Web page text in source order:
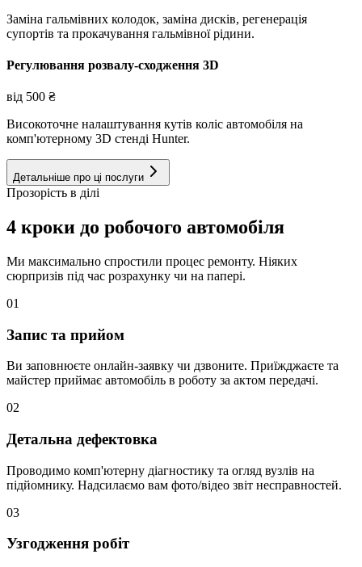
Заміна гальмівних колодок, заміна дисків, регенерація
супортів та прокачування гальмівної рідини.
Регулювання розвалу-сходження 3D
від 500 ₴
Високоточне налаштування кутів коліс автомобіля на
комп'ютерному 3D стенді Hunter.
Детальніше про ці послуги
Прозорість в ділі
4 кроки до робочого автомобіля
Ми максимально спростили процес ремонту. Ніяких
сюрпризів під час розрахунку чи на папері.
01
Запис та прийом
Ви заповнюєте онлайн-заявку чи дзвоните. Приїжджаєте та
майстер приймає автомобіль в роботу за актом передачі.
02
Детальна дефектовка
Проводимо комп'ютерну діагностику та огляд вузлів на
підйомнику. Надсилаємо вам фото/відео звіт несправностей.
03
Узгодження робіт